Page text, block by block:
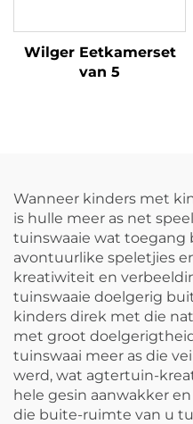
Wilger Eetkamerset
van 5
Wanneer kinders met
is hulle meer as net
tuinswaaie wat
avontuurlike speletjies
kreatiwiteit en
tuinswaaie doelgerig
kinders direk met die
met groot
tuinswaai meer as die
werd, wat agtertuin-
hele gesin aanwakker
die buite-ruimte van u